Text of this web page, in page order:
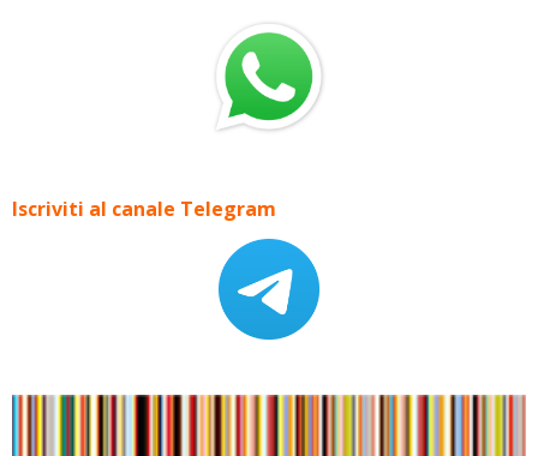
Iscriviti al canale Telegram